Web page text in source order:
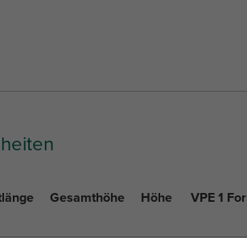
Gesamthöhe Höhe VPE 1